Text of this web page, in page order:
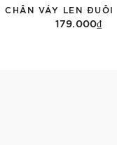
179.000₫